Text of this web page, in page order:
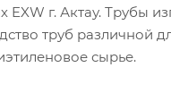
г. Актау. Трубы
труб различной
сырье.